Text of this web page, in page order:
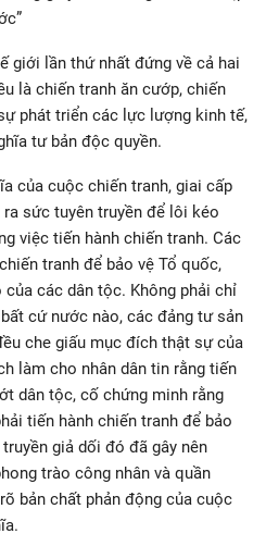
giới lần thứ nhất đứng về cả hai
là chiến tranh ăn cướp, chiến
phát triển các lực lượng kinh tế,
tư bản độc quyền.
của cuộc chiến tranh, giai cấp
sức tuyên truyền để lôi kéo
việc tiến hành chiến tranh. Các
tranh để bảo vệ Tổ quốc,
của các dân tộc. Không phải chỉ
cứ nước nào, các đảng tư sản
che giấu mục đích thật sự của
làm cho nhân dân tin rằng tiến
dân tộc, cố chứng minh rằng
tiến hành chiến tranh để bảo
giả dối đó đã gây nên
trào công nhân và quần
bản chất phản động của cuộc